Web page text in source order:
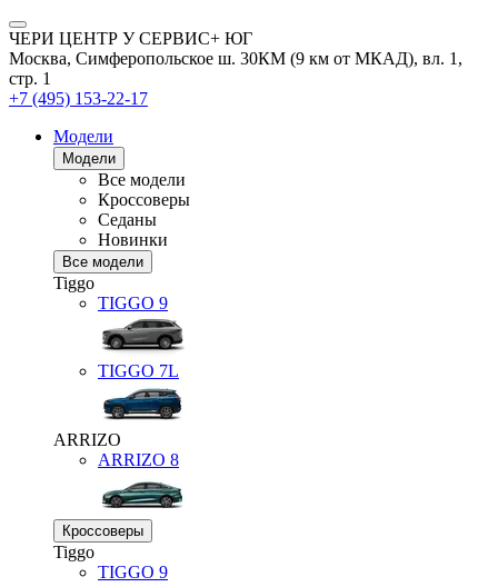
ЧЕРИ ЦЕНТР У СЕРВИС+ ЮГ
Москва, Симферопольское ш. 30КМ (9 км от МКАД), вл. 1,
стр. 1
+7 (495) 153-22-17
Модели
Модели
Все модели
Кроссоверы
Седаны
Новинки
Все модели
Tiggo
TIGGO 9
TIGGO 7L
ARRIZO
ARRIZO 8
Кроссоверы
Tiggo
TIGGO 9